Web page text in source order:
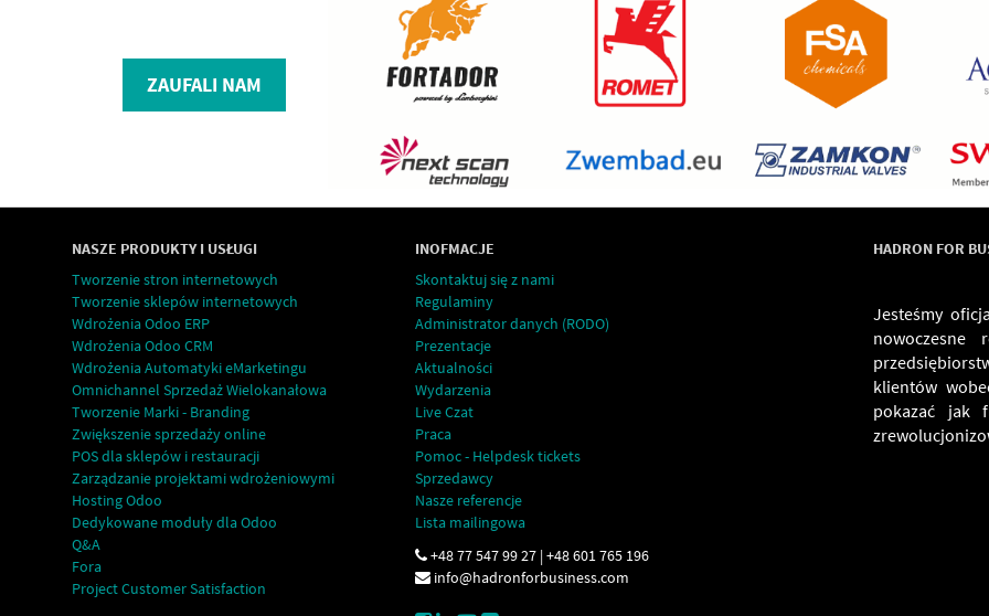
ZAUFALI NAM
NASZE PRODUKTY I USŁUGI
Tworzenie stron internetowych
Tworzenie sklepów internetowych
Wdrożenia Odoo ERP
Wdrożenia Odoo CRM
Wdrożenia Automatyki eMarketingu
Omnichannel Sprzedaż Wielokanałowa
Tworzenie Marki - Branding
Zwiększenie sprzedaży online
POS dla sklepów i restauracji
Zarządzanie projektami wdrożeniowymi
Hosting Odoo
Dedykowane moduły dla Odoo
Q&A
Fora
Project Customer Satisfaction
INOFMACJE
Skontaktuj się z nami
Regulaminy
Administrator danych (RODO)
Prezentacje
Aktualności
Wydarzenia
Live Czat
Praca
Pomoc - Helpdesk tickets
Sprzedawcy
Nasze referencje
Lista mailingowa
+48 77 547 99 27 | +48 601 765 196
info@hadronforbusiness.com
HADRON FOR
Jesteśmy
nowoczesne
klientów
pokazać jak